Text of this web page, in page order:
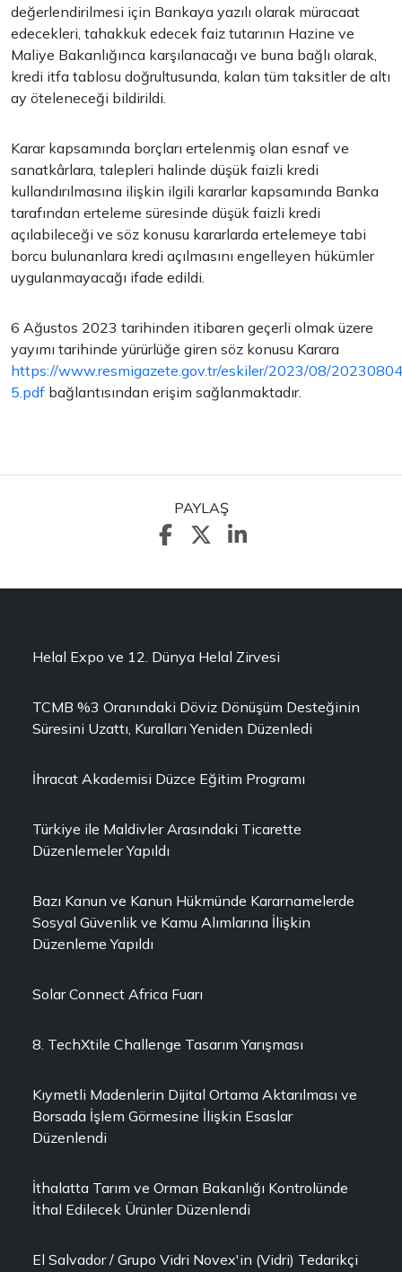
değerlendirilmesi için Bankaya yazılı olarak müracaat
edecekleri, tahakkuk edecek faiz tutarının Hazine ve
Maliye Bakanlığınca karşılanacağı ve buna bağlı olarak,
kredi itfa tablosu doğrultusunda, kalan tüm taksitler de altı
ay öteleneceği bildirildi.
Karar kapsamında borçları ertelenmiş olan esnaf ve
sanatkârlara, talepleri halinde düşük faizli kredi
kullandırılmasına ilişkin ilgili kararlar kapsamında Banka
tarafından erteleme süresinde düşük faizli kredi
açılabileceği ve söz konusu kararlarda ertelemeye tabi
borcu bulunanlara kredi açılmasını engelleyen hükümler
uygulanmayacağı ifade edildi.
6 Ağustos 2023 tarihinden itibaren geçerli olmak üzere
yayımı tarihinde yürürlüğe giren söz konusu Karara
https://www.resmigazete.gov.tr/eskiler/2023/08/
5.pdf bağlantısından erişim sağlanmaktadır.
PAYLAŞ
Helal Expo ve 12. Dünya Helal Zirvesi
TCMB %3 Oranındaki Döviz Dönüşüm Desteğinin
Süresini Uzattı, Kuralları Yeniden Düzenledi
İhracat Akademisi Düzce Eğitim Programı
Türkiye ile Maldivler Arasındaki Ticarette
Düzenlemeler Yapıldı
Bazı Kanun ve Kanun Hükmünde Kararnamelerde
Sosyal Güvenlik ve Kamu Alımlarına İlişkin
Düzenleme Yapıldı
Solar Connect Africa Fuarı
8. TechXtile Challenge Tasarım Yarışması
Kıymetli Madenlerin Dijital Ortama Aktarılması ve
Borsada İşlem Görmesine İlişkin Esaslar
Düzenlendi
İthalatta Tarım ve Orman Bakanlığı Kontrolünde
İthal Edilecek Ürünler Düzenlendi
El Salvador / Grupo Vidri Novex'in (Vidri) Tedarikçi